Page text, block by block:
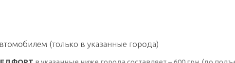
(только в указанные города)